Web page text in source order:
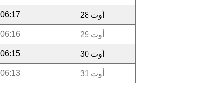
أوت 28 06:17
أوت 29 06:16
أوت 30 06:15
أوت 31 06:13